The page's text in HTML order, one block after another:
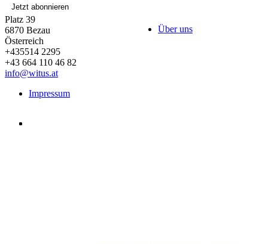
Jetzt abonnieren
Platz 39
6870 Bezau
Österreich
+435514 2295
+43 664 110 46 82
info@witus.at
Über uns
Impressum